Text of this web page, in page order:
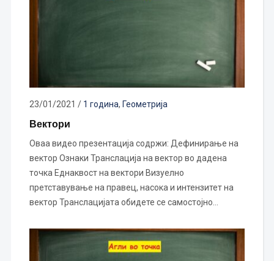
23/01/2021 / 1 година, Геометрија
Вектори
Оваа видео презентација содржи: Дефинирање на
вектор Ознаки Транслација на вектор во дадена
точка Еднаквост на вектори Визуелно
претставување на правец, насока и интензитет на
вектор Транслацијата обидете се самостојно…